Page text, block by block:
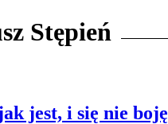
Stępień
jest, i się nie boję